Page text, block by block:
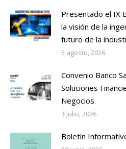
Presentado el IX
la visión de la
futuro de la
5 agosto, 2026
Convenio Banco
Soluciones
Negocios.
3 julio, 2026
Boletín